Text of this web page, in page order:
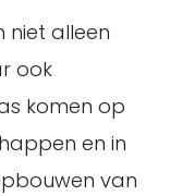
niet alleen
ook
komen op
en in
van